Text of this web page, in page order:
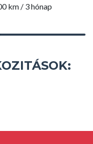
km / 3 hónap